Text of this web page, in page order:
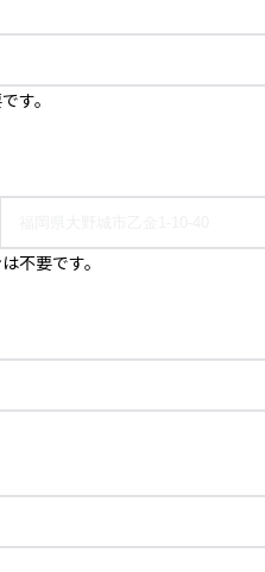
す。
不要です。